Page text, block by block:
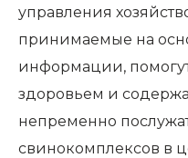
управления
принимаемые на
информации,
здоровьем и
непременно
свинокомплексов в